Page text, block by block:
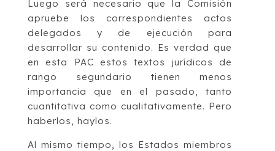
Luego será necesario que la Comisión
apruebe los correspondientes actos
delegados y de ejecución para
desarrollar su contenido. Es verdad que
en esta PAC estos textos jurídicos de
rango segundario tienen menos
importancia que en el pasado, tanto
cuantitativa como cualitativamente. Pero
haberlos, haylos.
Al mismo tiempo, los Estados miembros